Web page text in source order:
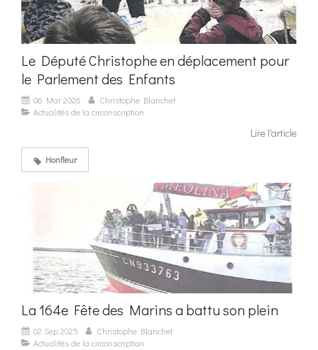
Le Député Christophe en déplacement pour
le Parlement des Enfants
06 Mar 2026
Christophe Blanchet
Actualités de la circonscription
Lire l'article
Honfleur
La 164e Fête des Marins a battu son plein
02 Sep 2025
Christophe Blanchet
Actualités de la circonscription